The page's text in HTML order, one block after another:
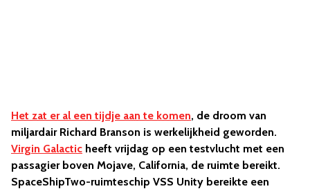
Het zat er al een tijdje aan te komen, de droom van
miljardair Richard Branson is werkelijkheid geworden.
Virgin Galactic heeft vrijdag op een testvlucht met een
passagier boven Mojave, California, de ruimte bereikt.
SpaceShipTwo-ruimteschip VSS Unity bereikte een